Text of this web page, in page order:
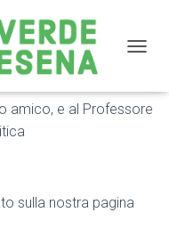
amico, e al
proposta politica
amico, e al Professore
sulla nostra pagina